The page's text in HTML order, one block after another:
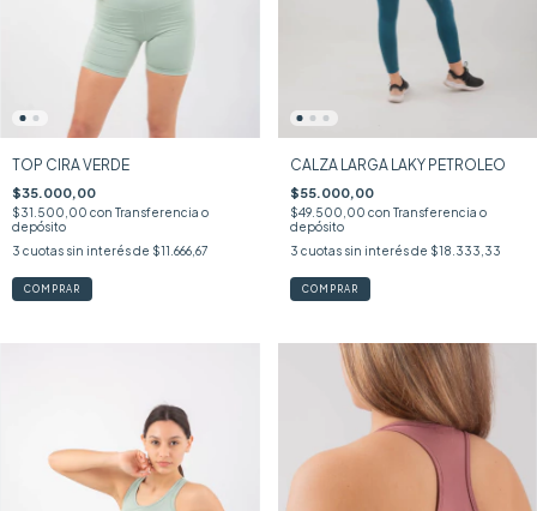
TOP CIRA VERDE
$35.000,00
$31.500,00 con Transferencia o
depósito
3 cuotas sin interés de $11.666,67
COMPRAR
CALZA LARGA LAKY PETROLEO
$55.000,00
$49.500,00 con Transferencia o
depósito
3 cuotas sin interés de $18.333,33
COMPRAR